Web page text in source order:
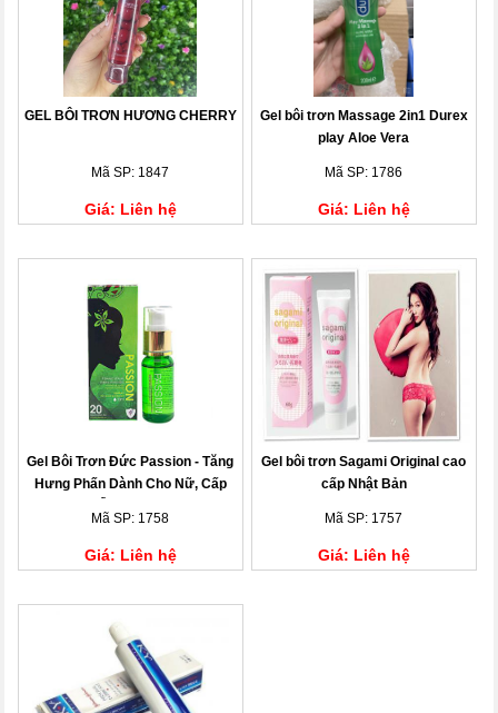
GEL BÔI TRƠN HƯƠNG CHERRY
Mã SP: 1847
Giá: Liên hệ
Gel bôi trơn Massage 2in1 Durex
play Aloe Vera
Mã SP: 1786
Giá: Liên hệ
Gel Bôi Trơn Đức Passion - Tăng
Hưng Phấn Dành Cho Nữ, Cấp
Mã SP: 1758
Giá: Liên hệ
Gel bôi trơn Sagami Original cao
cấp Nhật Bản
Mã SP: 1757
Giá: Liên hệ